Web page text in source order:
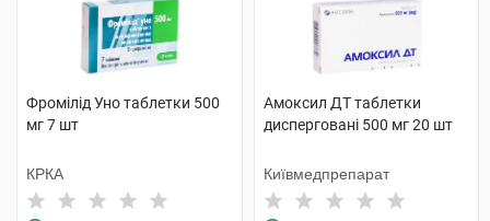
Фромілід Уно таблетки 500
мг 7 шт
КРКА
Амоксил ДТ таблетки
дисперговані 500 мг 20 шт
Київмедпрепарат